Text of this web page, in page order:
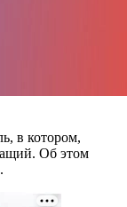
в котором,
Об этом